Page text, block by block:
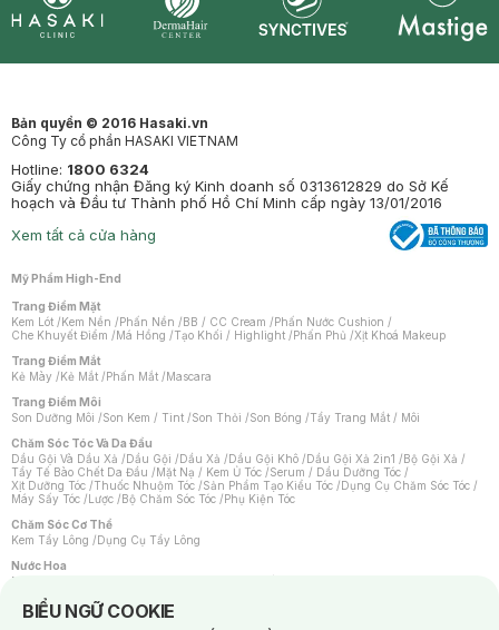
Bản quyền © 2016 Hasaki.vn
Công Ty cổ phần HASAKI VIETNAM
Hotline: 1800 6324
Giấy chứng nhận Đăng ký Kinh doanh số 0313612829 do Sở Kế
hoạch và Đầu tư Thành phố Hồ Chí Minh cấp ngày 13/01/2016
Xem tất cả cửa hàng
Mỹ Phẩm High-End
Trang Điểm Mặt
Kem Lót /Kem Nền /Phấn Nền /BB / CC Cream /Phấn Nước Cushion /
Che Khuyết Điểm /Má Hồng /Tạo Khối / Highlight /Phấn Phủ /Xịt Khoá Makeup
Trang Điểm Mắt
Kẻ Mày /Kẻ Mắt /Phấn Mắt /Mascara
Trang Điểm Môi
Son Dưỡng Môi /Son Kem / Tint /Son Thỏi /Son Bóng /Tẩy Trang Mắt / Môi
Chăm Sóc Tóc Và Da Đầu
Dầu Gội Và Dầu Xả /Dầu Gội /Dầu Xả /Dầu Gội Khô /Dầu Gội Xả 2in1 /Bộ Gội Xả /
Tẩy Tế Bào Chết Da Đầu /Mặt Nạ / Kem Ủ Tóc /Serum / Dầu Dưỡng Tóc /
Xịt Dưỡng Tóc /Thuốc Nhuộm Tóc /Sản Phẩm Tạo Kiểu Tóc /Dụng Cụ Chăm Sóc Tóc /
Máy Sấy Tóc /Lược /Bộ Chăm Sóc Tóc /Phụ Kiện Tóc
Chăm Sóc Cơ Thể
Kem Tẩy Lông /Dụng Cụ Tẩy Lông
Nước Hoa
Nước Hoa Nữ
Chăm Sóc Cá Nhân
BIỂU NGỮ COOKIE
Notice about cookies usage